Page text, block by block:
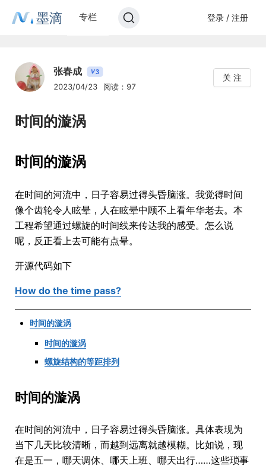
墨滴 专栏 登录 / 注册
张春成 V3
2023/04/23 阅读：97
关 注
时间的漩涡
时间的漩涡
在时间的河流中，日子容易过得头昏脑涨。我觉得时间
像个齿轮令人眩晕，人在眩晕中顾不上看年华老去。本
工程希望通过螺旋的时间线来传达我的感受。怎么说
呢，反正看上去可能有点晕。
开源代码如下
How do the time pass?
时间的漩涡
时间的漩涡
螺旋结构的等距排列
时间的漩涡
在时间的河流中，日子容易过得头昏脑涨。具体表现为
当下几天比较清晰，而越到远离就越模糊。比如说，现
在是五一，哪天调休、哪天上班、哪天出行……这些琐事